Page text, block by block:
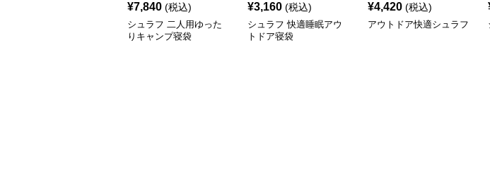
¥7,840 (税込)
シュラフ 二人用ゆった
りキャンプ寝袋
¥3,160 (税込)
シュラフ 快適睡眠アウ
トドア寝袋
¥4,420 (税込)
アウトドア快適シュラフ